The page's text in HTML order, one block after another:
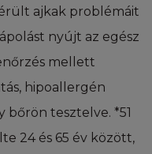
ajkak problémáit
nyújt az egész
mellett
hipoallergén
bőrön tesztelve. *51
24 és 65 év között,
és/vagy más
magába foglalja
lévő, és általa
fél által birtokolt,
tartalmakat.
és bármilyen
alkotja,